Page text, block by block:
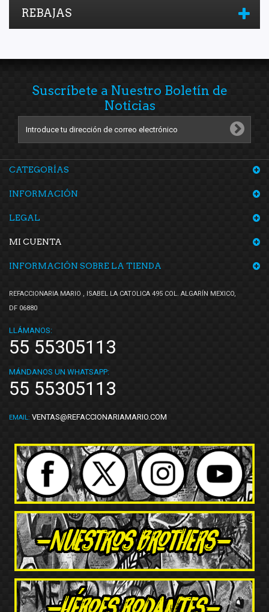
REBAJAS
Suscríbete a Nuestro Boletín de
Noticias
CATEGORÍAS
INFORMACIÓN
LEGAL
MI CUENTA
INFORMACIÓN SOBRE LA TIENDA
REFACCIONARIA MARIO , ISABEL LA CATOLICA 495 COL. ALGARÍN MEXICO,
DF 06880
LLÁMANOS:
55 55305113
MÁNDANOS UN WHATSAPP:
55 55305113
EMAIL: VENTAS@REFACCIONARIAMARIO.COM